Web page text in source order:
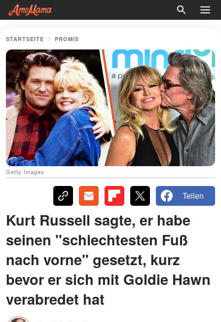
STARTSEITE PROMIS
Getty Images
Teilen
Kurt Russell sagte, er habe
seinen "schlechtesten Fuß
nach vorne" gesetzt, kurz
bevor er sich mit Goldie Hawn
verabredet hat